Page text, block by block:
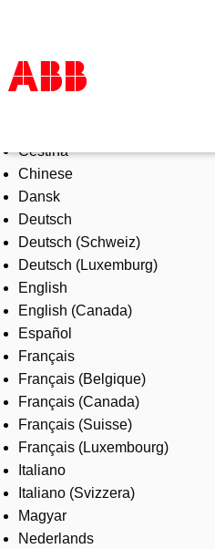
Products & Solutions
Industries
Services
About us
Where to buy
Contact us
Careers
Čeština
Chinese
Dansk
Deutsch
Deutsch (Schweiz)
Deutsch (Luxemburg)
English
English (Canada)
Español
Français
Français (Belgique)
Français (Canada)
Français (Suisse)
Français (Luxembourg)
Italiano
Italiano (Svizzera)
Magyar
Nederlands